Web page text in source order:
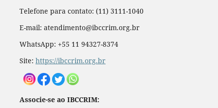
Telefone para contato: (11) 3111-1040
E-mail: atendimento@ibccrim.org.br
WhatsApp: +55 11 94327-8374
Site: https://ibccrim.org.br
Associe-se ao IBCCRIM: